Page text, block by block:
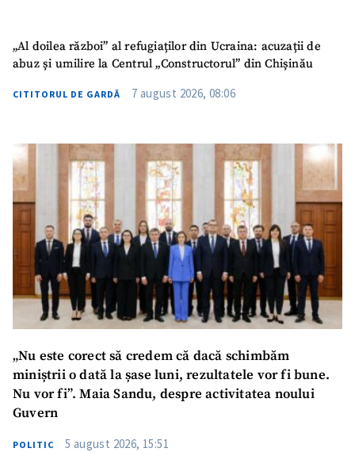
„Al doilea război” al refugiaților din Ucraina: acuzații de
abuz și umilire la Centrul „Constructorul” din Chișinău
CITITORUL DE GARDĂ 7 august 2026, 08:06
„Nu este corect să credem că dacă schimbăm
miniștrii o dată la șase luni, rezultatele vor fi bune.
Nu vor fi”. Maia Sandu, despre activitatea noului
Guvern
POLITIC 5 august 2026, 15:51
CONTACT SURSĂ
Sursă anonimă
Email+ Emailul meu
Telefon
+ Telefon personal
Am citit și sunt de
politica de
confidențialitate.
TRIMITE ȘTIREA